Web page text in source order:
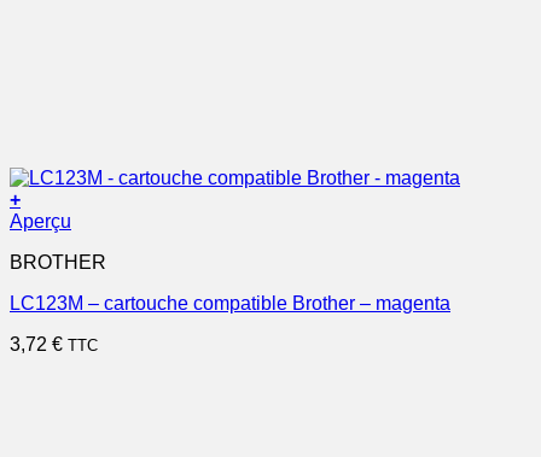
+
Aperçu
BROTHER
LC123M – cartouche compatible Brother – magenta
3,72 € TTC